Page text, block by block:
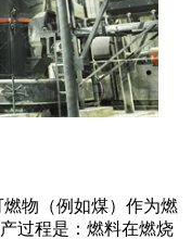
物（例如煤）作为燃
过程是：燃料在燃烧